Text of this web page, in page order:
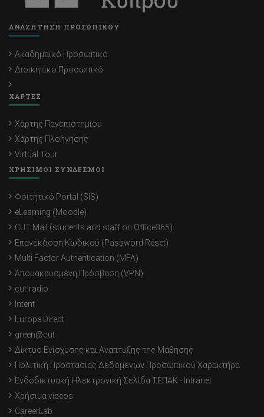
ΑΝΑΖΗΤΗΣΗ ΠΡΟΣΩΠΙΚΟΥ
Ακαδημαϊκό Προσωπικό
Διοικητικό Προσωπικό
ΧΑΡΤΕΣ
Χάρτης Πανεπιστημίου
Χάρτης Πλοήγησης
Virtual Tour
ΧΡΗΣΙΜΟΙ ΣΥΝΔΕΣΜΟΙ
Φοιτητικό Portal (SIS)
eLearning (Moodle)
CUT Mail (students and staff on Office365)
Επανέκδοση Κωδικού (Password Reset)
Multi Factor Authentication (MFA)
Απομακρυσμένη Πρόσβαση (VPN)
cut-radio
Intent
Europe Direct
green@cut
Δίκτυο Ενίσχυσης και Ανάπτυξης της Μάθησης
Πολιτική Προστασίας Δεδομένων Προσωπικού Χαρακτήρα
Ενδοδικτυακή Ηλεκτρονική Σελίδα ΤΕΠΑΚ - Intranet
Χρήσιμα videos
CareerLab